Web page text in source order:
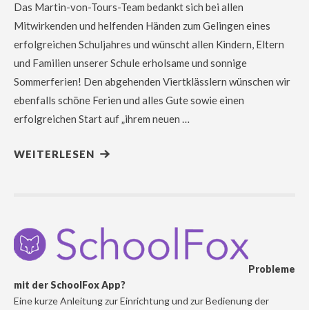
Das Martin-von-Tours-Team bedankt sich bei allen
Mitwirkenden und helfenden Händen zum Gelingen eines
erfolgreichen Schuljahres und wünscht allen Kindern, Eltern
und Familien unserer Schule erholsame und sonnige
Sommerferien! Den abgehenden Viertklässlern wünschen wir
ebenfalls schöne Ferien und alles Gute sowie einen
erfolgreichen Start auf „ihrem neuen …
WEITERLESEN
Probleme
mit der SchoolFox App?
Eine kurze Anleitung zur Einrichtung und zur Bedienung der